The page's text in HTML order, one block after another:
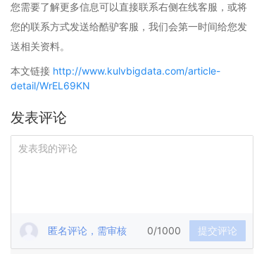
您需要了解更多信息可以直接联系右侧在线客服，或将
您的联系方式发送给酷驴客服，我们会第一时间给您发
送相关资料。
本文链接 http://www.kulvbigdata.com/article-
detail/WrEL69KN
发表评论
匿名评论，需审核 0/1000 提交评论